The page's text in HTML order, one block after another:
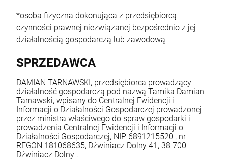
*osoba fizyczna dokonująca z przedsiębiorcą
czynności prawnej niezwiązanej bezpośrednio z jej
działalnością gospodarczą lub zawodową
SPRZEDAWCA
DAMIAN TARNAWSKI, przedsiębiorca prowadzący
działalność gospodarczą pod nazwą Tamika Damian
Tarnawski, wpisany do Centralnej Ewidencji i
Informacji o Działalności Gospodarczej prowadzonej
przez ministra właściwego do spraw gospodarki i
prowadzenia Centralnej Ewidencji i Informacji o
Działalności Gospodarczej, NIP 6891215520 , nr
REGON 181068635, Dźwiniacz Dolny 41, 38-700
Dźwiniacz Dolny .